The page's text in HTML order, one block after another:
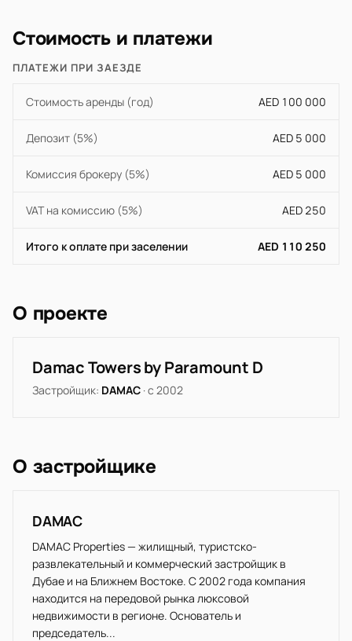
Стоимость и платежи
ПЛАТЕЖИ ПРИ ЗАЕЗДЕ
Стоимость аренды (год) AED 100 000
Депозит (5%) AED 5 000
Комиссия брокеру (5%) AED 5 000
VAT на комиссию (5%) AED 250
Итого к оплате при заселении AED 110 250
О проекте
Damac Towers by Paramount D
Застройщик: DAMAC · с 2002
О застройщике
DAMAC
DAMAC Properties — жилищный, туристско-
развлекательный и коммерческий застройщик в
Дубае и на Ближнем Востоке. С 2002 года компания
находится на передовой рынка люксовой
недвижимости в регионе. Основатель и
председатель...